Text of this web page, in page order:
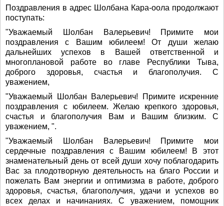
Поздравления в адрес Шолбана Кара-оола продолжают
поступать:
"Уважаемый Шолбан Валерьевич! Примите мои
поздравления с Вашим юбилеем! От души желаю
дальнейших успехов в Вашей ответственной и
многоплановой работе во главе Республики Тыва,
доброго здоровья, счастья и благополучия. С
уважением,
"Уважаемый Шолбан Валерьевич! Примите искренние
поздравления с юбилеем. Желаю крепкого здоровья,
счастья и благополучия Вам и Вашим близким. С
уважением, ".
"Уважаемый Шолбан Валерьевич! Примите мои
сердечные поздравления с Вашим юбилеем! В этот
знаменательный день от всей души хочу поблагодарить
Вас за плодотворную деятельность на благо России и
пожелать Вам энергии и оптимизма в работе, доброго
здоровья, счастья, благополучия, удачи и успехов во
всех делах и начинаниях. С уважением, помощник